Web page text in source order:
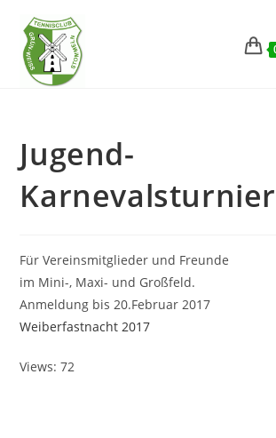
Inhalt
springen
Jugend-
Karnevalsturnier
Für Vereinsmitglieder und Freunde
im Mini-, Maxi- und Großfeld.
Anmeldung bis 20.Februar 2017
Weiberfastnacht 2017
Views: 72